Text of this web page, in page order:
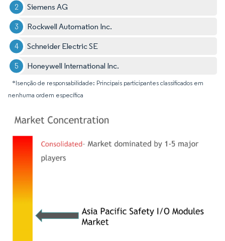
Siemens AG
Rockwell Automation Inc.
Schneider Electric SE
Honeywell International Inc.
*Isenção de responsabilidade: Principais participantes classificados em
nenhuma ordem específica